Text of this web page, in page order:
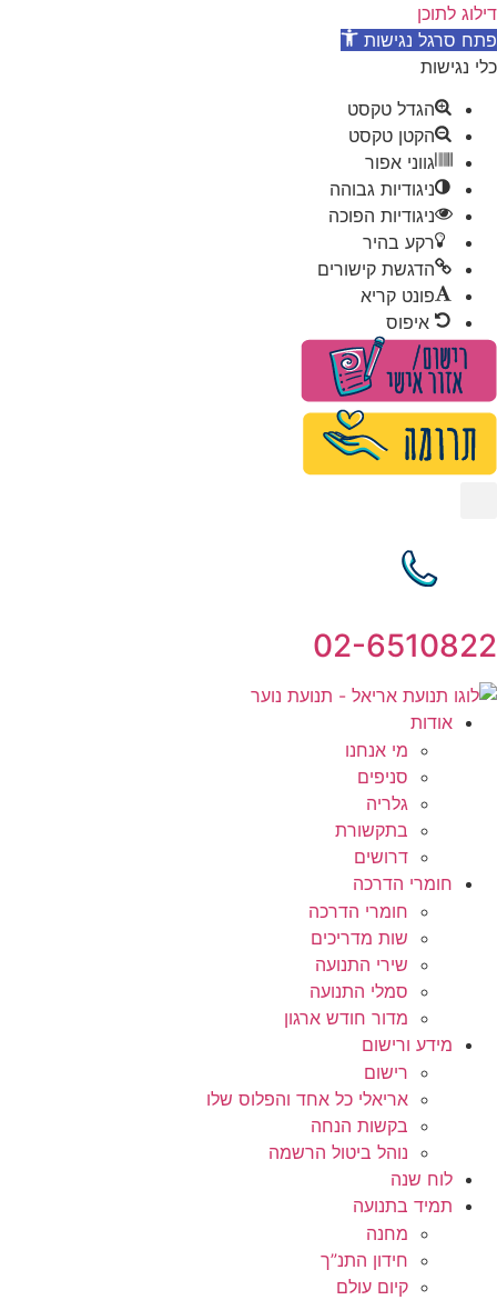
דילוג לתוכן
פתח סרגל נגישות
כלי נגישות
הגדל טקסט
הקטן טקסט
גווני אפור
ניגודיות גבוהה
ניגודיות הפוכה
רקע בהיר
הדגשת קישורים
פונט קריא
איפוס
דלג
לתוכן
02-6510822
אודות
מי אנחנו
סניפים
גלריה
בתקשורת
דרושים
חומרי הדרכה
חומרי הדרכה
שות מדריכים
שירי התנועה
סמלי התנועה
מדור חודש ארגון
מידע ורישום
רישום
אריאלי כל אחד והפלוס שלו
בקשות הנחה
נוהל ביטול הרשמה
לוח שנה
תמיד בתנועה
מחנה
חידון התנ”ך
קיום עולם